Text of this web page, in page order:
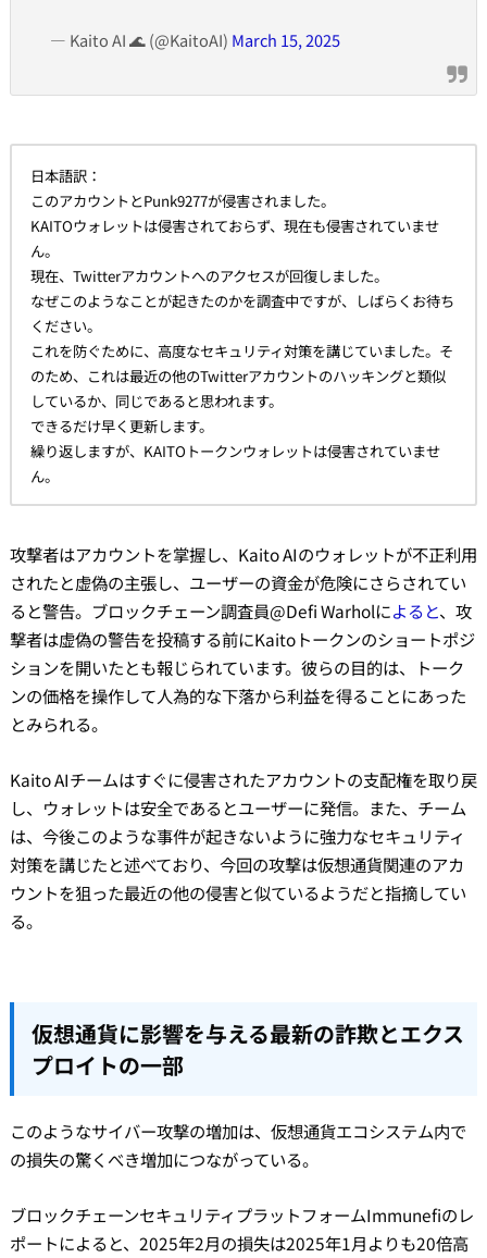
— Kaito AI 🌊 (@KaitoAI) March 15, 2025
日本語訳：
このアカウントとPunk9277が侵害されました。
KAITOウォレットは侵害されておらず、現在も侵害されていませ
ん。
現在、Twitterアカウントへのアクセスが回復しました。
なぜこのようなことが起きたのかを調査中ですが、しばらくお待ち
ください。
これを防ぐために、高度なセキュリティ対策を講じていました。そ
のため、これは最近の他のTwitterアカウントのハッキングと類似
しているか、同じであると思われます。
できるだけ早く更新します。
繰り返しますが、KAITOトークンウォレットは侵害されていませ
ん。
攻撃者はアカウントを掌握し、Kaito AIのウォレットが不正利用
されたと虚偽の主張し、ユーザーの資金が危険にさらされてい
ると警告。ブロックチェーン調査員@Defi Warholによると、攻
撃者は虚偽の警告を投稿する前にKaitoトークンのショートポジ
ションを開いたとも報じられています。彼らの目的は、トーク
ンの価格を操作して人為的な下落から利益を得ることにあった
とみられる。
Kaito AIチームはすぐに侵害されたアカウントの支配権を取り戻
し、ウォレットは安全であるとユーザーに発信。また、チーム
は、今後このような事件が起きないように強力なセキュリティ
対策を講じたと述べており、今回の攻撃は仮想通貨関連のアカ
ウントを狙った最近の他の侵害と似ているようだと指摘してい
る。
仮想通貨に影響を与える最新の詐欺とエクス
プロイトの一部
このようなサイバー攻撃の増加は、仮想通貨エコシステム内で
の損失の驚くべき増加につながっている。
ブロックチェーンセキュリティプラットフォームImmunefiのレ
ポートによると、2025年2月の損失は2025年1月よりも20倍高